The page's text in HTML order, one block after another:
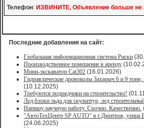
Телефон: ИЗВИНИТЕ, Объявление больше не
Последние добавления на сайт:
Глобальная информационная система Риски
Производственное помещение в аренду
Мини-экскаватор Cat302 (16.01.2026)
Гидравлические дровоколы Захарыч 6 и 9 тонн,
(10.12.2025)
Требуются подрядчики на строительство!
Лед,блоки льда для скульптур, лед
Напишу научную работу. Срочно. Качественно.
"АвтоТехЦентр SP AUTO" в г.Дмитров, улица
(24.06.2025)